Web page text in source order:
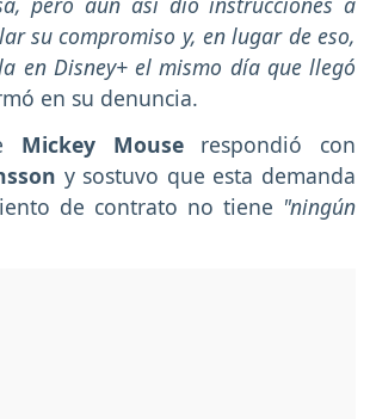
su compromiso y, en lugar de eso,
en Disney+ el mismo día que llegó
en su denuncia.
Mickey Mouserespondió con
y sostuvo que esta demanda
de contrato no tiene "ningún